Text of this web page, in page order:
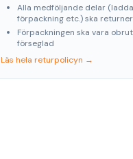
Alla medföljande delar
förpackning etc.) ska
Förpackningen ska vara
förseglad
Läs hela returpolicyn →